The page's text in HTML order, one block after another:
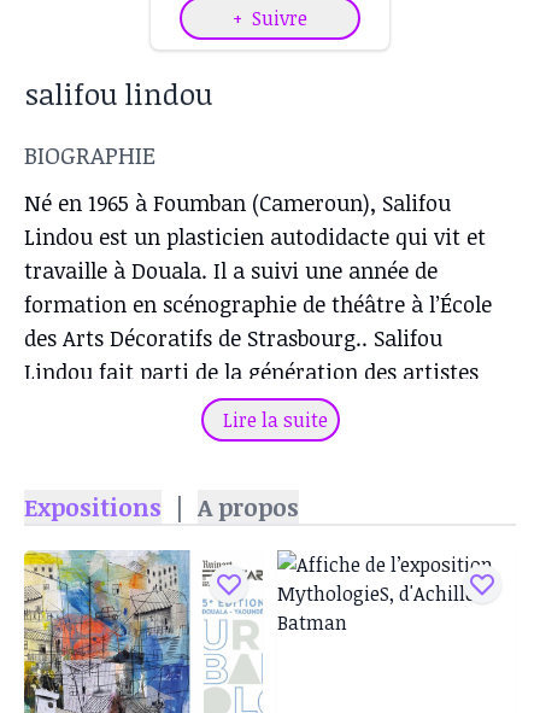
+ Suivre
salifou lindou
BIOGRAPHIE
Né en 1965 à Foumban (Cameroun), Salifou
Lindou est un plasticien autodidacte qui vit et
travaille à Douala. Il a suivi une année de
formation en scénographie de théâtre à l’École
des Arts Décoratifs de Strasbourg.. Salifou
Lindou fait parti de la génération des artistes
ayant émergé dans les années 90. Artiste engagé,
il est membre fondateur du Cercle Kapsiki, un
infatigable, Salifou expérimente sans cesse de
façonne, structure et déstructure la matière.
Tôle, terre, cuir, verre, acier, toile de jute, il
aime poncer, effacer, voir ce qu’il y a derrière la
matière. Il s’exprime par la sculpture, la
Lire la suite
Expositions | A propos